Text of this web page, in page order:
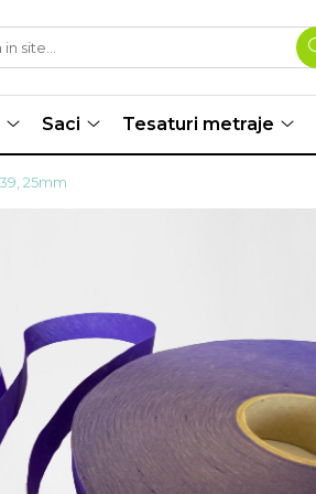
Saci Tesaturi metraje
25mm